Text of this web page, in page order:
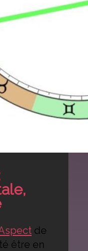
de
être en